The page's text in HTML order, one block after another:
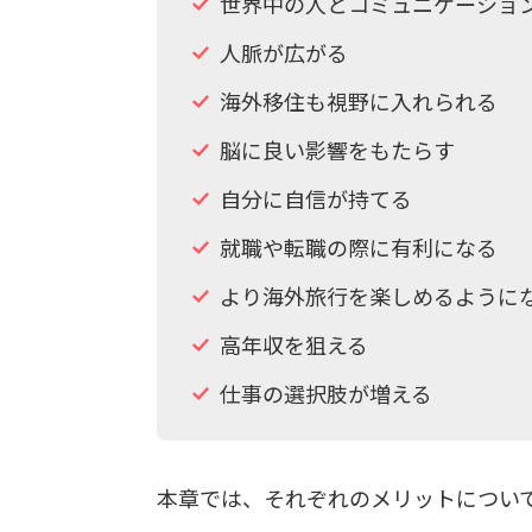
人脈が広がる
海外移住も視野に入れられる
脳に良い影響をもたらす
自分に自信が持てる
就職や転職の際に有利になる
より海外旅行を楽しめるように
高年収を狙える
仕事の選択肢が増える
本章では、それぞれのメリットについ